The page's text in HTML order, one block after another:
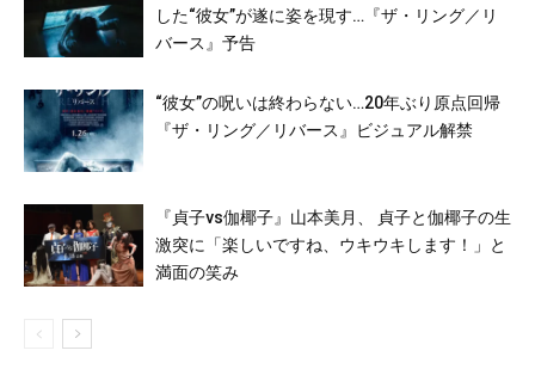
した“彼女”が遂に姿を現す…『ザ・リング／リ
バース』予告
“彼女”の呪いは終わらない…20年ぶり原点回帰
『ザ・リング／リバース』ビジュアル解禁
『貞子vs伽椰子』山本美月、 貞子と伽椰子の生
激突に「楽しいですね、ウキウキします！」と
満面の笑み